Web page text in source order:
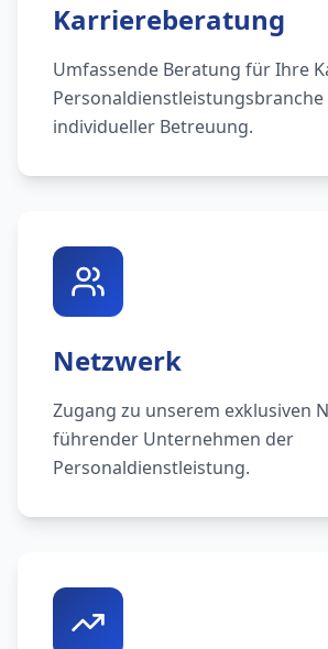
Karriereberatung
Umfassende Beratung für Ihre
individueller Betreuung.
Netzwerk
Zugang zu unserem exklusiven
führender Unternehmen der
Personaldienstleistung.